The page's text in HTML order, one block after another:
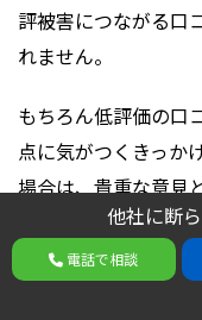
他社に断
電話で相談
評被害につながる口
れません。
もちろん低評価の口
点に気がつくきっか
場合は、貴重な意見
返り、改善につな
しかし、意図とは異
他社に断
電話で相談